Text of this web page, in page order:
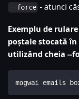
--force - atunci
Exemplu de
poștale stocată
utilizând cheia --
mogwai emails